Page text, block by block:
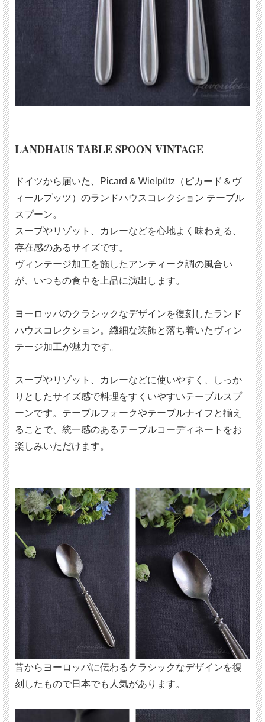
LANDHAUS TABLE SPOON VINTAGE
ドイツから届いた、Picard & Wielpütz（ピカード＆ヴ
ィールプッツ）のランドハウスコレクション テーブル
スプーン。
スープやリゾット、カレーなどを心地よく味わえる、
存在感のあるサイズです。
ヴィンテージ加工を施したアンティーク調の風合い
が、いつもの食卓を上品に演出します。
ヨーロッパのクラシックなデザインを復刻したランド
ハウスコレクション。繊細な装飾と落ち着いたヴィン
テージ加工が魅力です。
スープやリゾット、カレーなどに使いやすく、しっか
りとしたサイズ感で料理をすくいやすいテーブルスプ
ーンです。テーブルフォークやテーブルナイフと揃え
ることで、統一感のあるテーブルコーディネートをお
楽しみいただけます。
昔からヨーロッパに伝わるクラシックなデザインを復
刻したもので日本でも人気があります。